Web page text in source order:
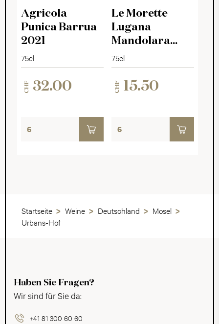
Agricola
Punica Barrua
2021
75cl
CHF 32.00
Le Morette
Lugana
Mandolara
2025
75cl
CHF 15.50
Startseite Weine Deutschland
Mosel
Urbans-Hof
Haben Sie Fragen?
Wir sind für Sie da:
+41 81 300 60 60